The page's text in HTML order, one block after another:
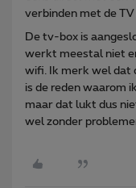
verbinden met de TV
De tv-box is
werkt meestal niet
wifi. Ik merk wel dat
is de reden waarom
maar dat lukt dus
wel zonder